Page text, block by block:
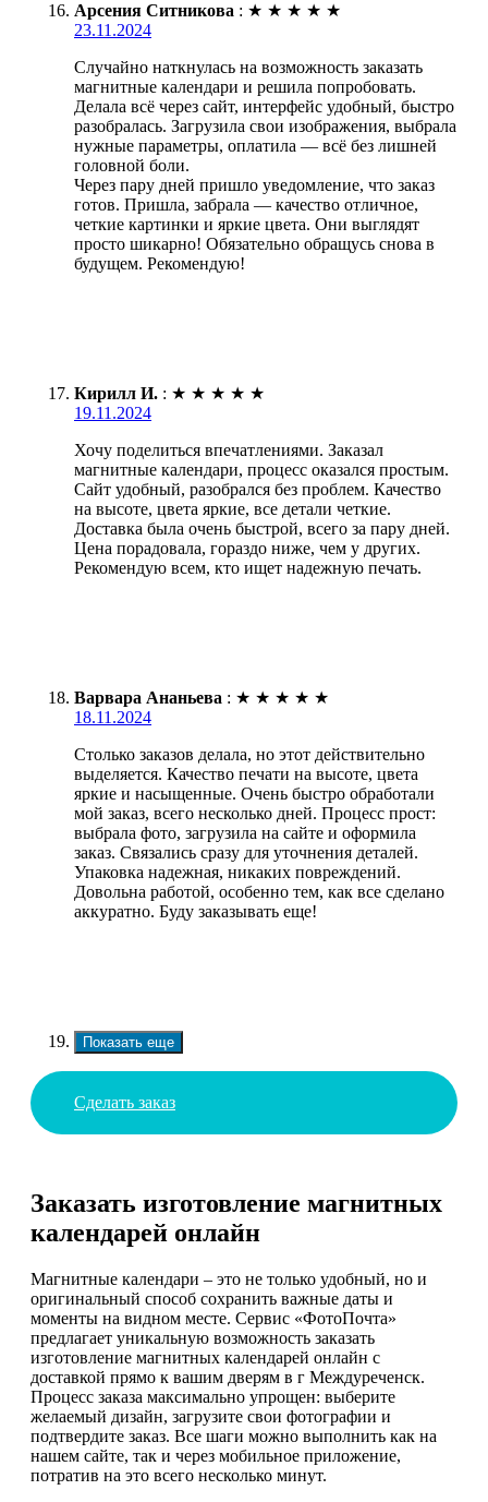
Арсения Ситникова : ★ ★ ★ ★ ★
23.11.2024
Случайно наткнулась на возможность заказать
магнитные календари и решила попробовать.
Делала всё через сайт, интерфейс удобный, быстро
разобралась. Загрузила свои изображения, выбрала
нужные параметры, оплатила — всё без лишней
головной боли.
Через пару дней пришло уведомление, что заказ
готов. Пришла, забрала — качество отличное,
четкие картинки и яркие цвета. Они выглядят
просто шикарно! Обязательно обращусь снова в
будущем. Рекомендую!
Кирилл И. : ★ ★ ★ ★ ★
19.11.2024
Хочу поделиться впечатлениями. Заказал
магнитные календари, процесс оказался простым.
Сайт удобный, разобрался без проблем. Качество
на высоте, цвета яркие, все детали четкие.
Доставка была очень быстрой, всего за пару дней.
Цена порадовала, гораздо ниже, чем у других.
Рекомендую всем, кто ищет надежную печать.
Варвара Ананьева : ★ ★ ★ ★ ★
18.11.2024
Столько заказов делала, но этот действительно
выделяется. Качество печати на высоте, цвета
яркие и насыщенные. Очень быстро обработали
мой заказ, всего несколько дней. Процесс прост:
выбрала фото, загрузила на сайте и оформила
заказ. Связались сразу для уточнения деталей.
Упаковка надежная, никаких повреждений.
Довольна работой, особенно тем, как все сделано
аккуратно. Буду заказывать еще!
Показать еще
Сделать заказ
Заказать изготовление магнитных
календарей онлайн
Магнитные календари – это не только удобный, но и
оригинальный способ сохранить важные даты и
моменты на видном месте. Сервис «ФотоПочта»
предлагает уникальную возможность заказать
изготовление магнитных календарей онлайн с
доставкой прямо к вашим дверям в г Междуреченск.
Процесс заказа максимально упрощен: выберите
желаемый дизайн, загрузите свои фотографии и
подтвердите заказ. Все шаги можно выполнить как на
нашем сайте, так и через мобильное приложение,
потратив на это всего несколько минут.